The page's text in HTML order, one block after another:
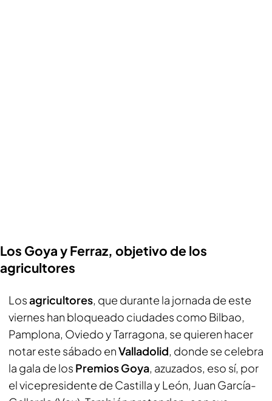
Los Goya y Ferraz, objetivo de los
agricultores
Losagricultores, que durante la jornada de este
viernes han bloqueado ciudades como Bilbao,
Pamplona, Oviedo y Tarragona, se quieren hacer
notar este sábado enValladolid, donde se celebra
la gala de los Premios Goya, azuzados, eso sí, por
el vicepresidente de Castilla y León, Juan García-